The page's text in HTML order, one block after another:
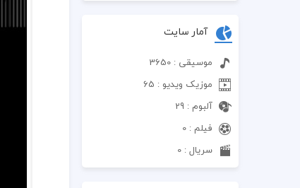
آمار سایت
موسیقی : 3650
موزیک ویدیو : 65
آلبوم : 29
فیلم : 0
سریال : 0